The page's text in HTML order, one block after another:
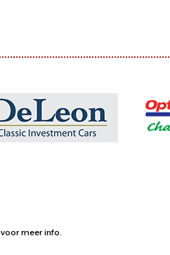
voor meer info.